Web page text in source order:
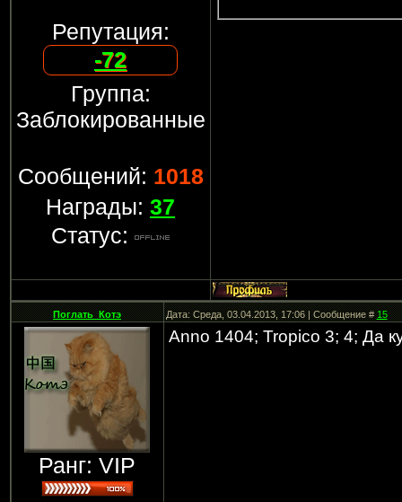
Репутация:
-72
Группа:
Заблокированные
Сообщений: 1018
Награды: 37
Статус:
Поглать_Котэ Дата: Среда, 03.04.2013, 17:06 | Сообщение #15
Ранг: VIP
Anno 1404; Tropico 3; 4; Да